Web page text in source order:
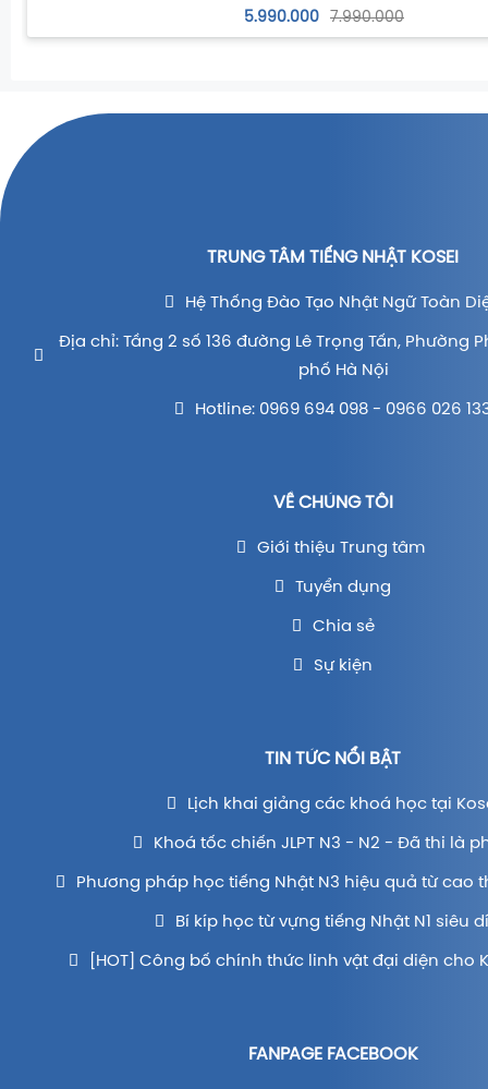
5.990.000 7.990.000
TRUNG TÂM TIẾNG NHẬT KOSEI
Hệ Thống Đào Tạo Nhật Ngữ Toàn
Địa chỉ: Tầng 2 số 136 đường Lê Trọng Tấn, Phường
phố Hà Nội
Hotline: 0969 694 098 - 0966 026
VỀ CHÚNG TÔI
Giới thiệu Trung tâm
Tuyển dụng
Chia sẻ
Sự kiện
TIN TỨC NỔI BẬT
Lịch khai giảng các khoá học tại
Khoá tốc chiến JLPT N3 - N2 - Đã thi là
Phương pháp học tiếng Nhật N3 hiệu quả từ cao
Bí kíp học từ vựng tiếng Nhật N1 siêu
[HOT] Công bố chính thức linh vật đại diện cho
FANPAGE FACEBOOK